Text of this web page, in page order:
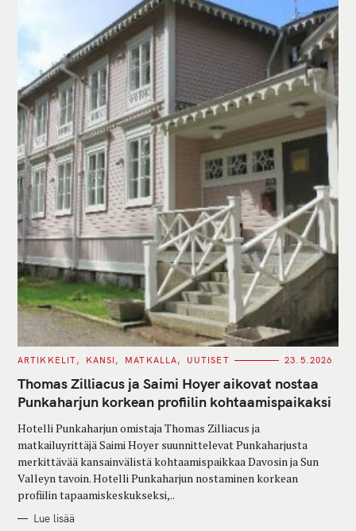
C
T
E
G
O
I
E
S
ARTIKKELIT KANSI MATKALLA UUTISET 23.5.2026
Thomas Zilliacus ja Saimi Hoyer aikovat nostaa
Punkaharjun korkean profiilin kohtaamispaikaksi
Hotelli Punkaharjun omistaja Thomas Zilliacus ja
matkailuyrittäjä Saimi Hoyer suunnittelevat Punkaharjusta
merkittävää kansainvälistä kohtaamispaikkaa Davosin ja Sun
Valleyn tavoin. Hotelli Punkaharjun nostaminen korkean
profiilin tapaamiskeskukseksi,..
Lue lisää